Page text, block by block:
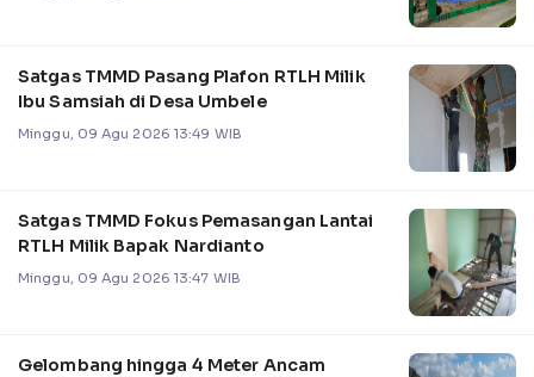
Satgas TMMD Pasang Plafon RTLH Milik
Ibu Samsiah di Desa Umbele
Minggu, 09 Agu 2026 13:49 WIB
Satgas TMMD Fokus Pemasangan Lantai
RTLH Milik Bapak Nardianto
Minggu, 09 Agu 2026 13:47 WIB
Gelombang hingga 4 Meter Ancam